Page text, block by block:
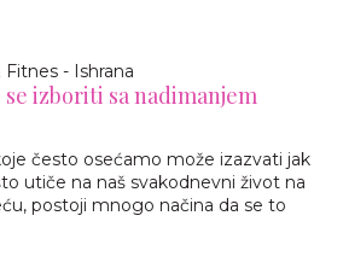
Fitnes - Ishrana
se izboriti sa nadimanjem
često osećamo može izazvati jak
utiče na naš svakodnevni život na
postoji mnogo načina da se to